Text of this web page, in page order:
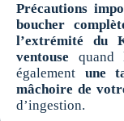
Précautions
boucher
l’extrémité du
ventouse quand
également une
mâchoire de
d’ingestion.